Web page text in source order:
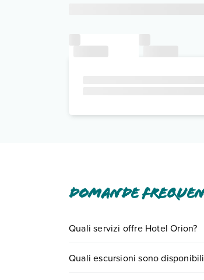
Domande
Quali servizi offre Hotel Orion?
Scopri tutti i dettagli nel
Quali escursioni sono